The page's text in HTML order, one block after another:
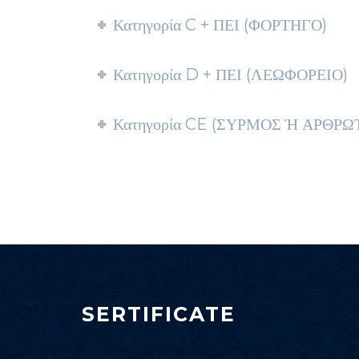
Κατηγορία C + ΠΕΙ (ΦΟΡΤΗΓΟ)
Κατηγορία D + ΠΕΙ (ΛΕΩΦΟΡΕΙΟ)
Κατηγορία CE (ΣΥΡΜΟΣ Ή
SERTIFICATE